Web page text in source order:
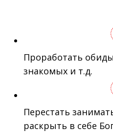
Проработать
знакомых и т.д.
Перестать
раскрыть в себе